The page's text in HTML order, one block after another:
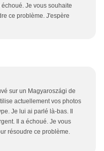
Je vous souhaite
ce problème. J'espère
sur un Magyaroszági de
actuellement vos photos
Je lui ai parlé là-bas. Il
Il a échoué. Je vous
résoudre ce problème.